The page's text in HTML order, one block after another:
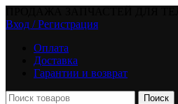
Вход / Регистрация
Оплата
Доставка
Гарантии и возврат
Поиск